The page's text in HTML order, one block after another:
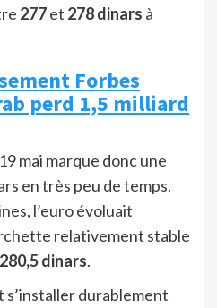
277et 278 dinars à
Forbes
perd 1,5 milliard
mai marque donc une
en très peu de temps.
l’euro évoluait
relativement stable
280,5 dinars.
durablement